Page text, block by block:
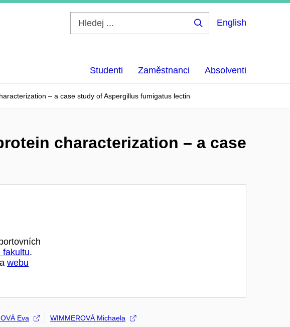
English
Studenti Zaměstnanci Absolventi
– a case study of Aspergillus fumigatus lectin
characterization – a case
fakultu.
webu
Eva WIMMEROVÁ Michaela